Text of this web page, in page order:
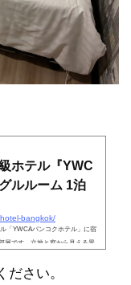
ホテル『YWC
ルルーム 1泊
bangkok/
「YWCAバンコクホテル」に宿
屋です。立地と窓から見える景
さい。